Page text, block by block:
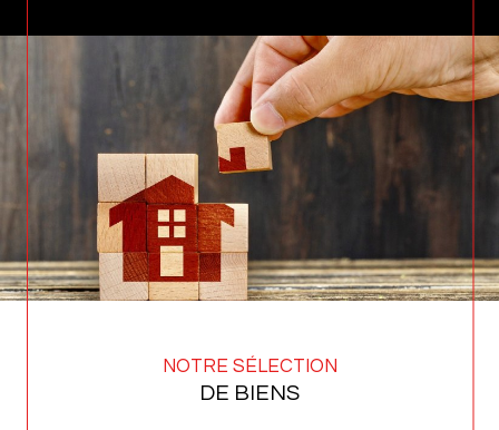
les meilleurs portails immobiliers.
NOTRE SÉLECTION
DE BIENS